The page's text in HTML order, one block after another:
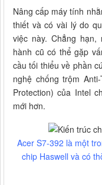
Nâng cấp máy tính
thiết và có vài lý do
việc này. Chẳng
hành cũ có thể gặp
cầu tối thiểu về phần
nghệ chống trộm
Protection) của Intel
mới hơn.
Acer S7-392 là một
chip Haswell và có